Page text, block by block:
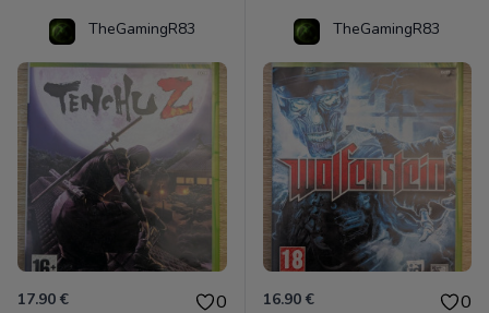
TheGamingR83
17.90 € 0
TheGamingR83
16.90 € 0